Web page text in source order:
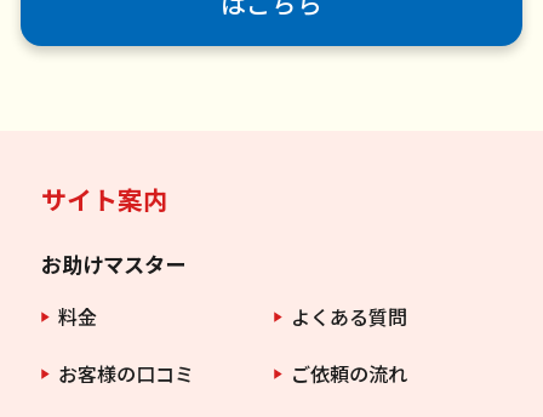
サイト案内
お助けマスター
料金
よくある質問
お客様の口コミ
ご依頼の流れ